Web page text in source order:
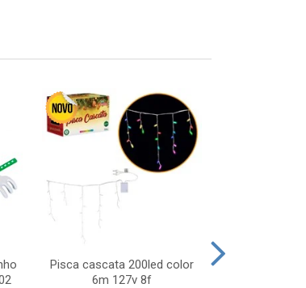
Pisca cascata 200led color
6m 127v 8f